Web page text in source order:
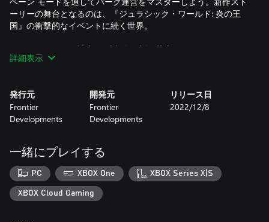
ーリーの舞台となるのは、『ジュラシック・ワールド: 炎の王
国』の衝撃的なイベントに続く世界。
イアン・マルコム博士 (日本語版: 大塚 芳忠 – オリジナル: Jeff
Goldblum)、クレア・ディアリング (日本語版: 林 真里花 – オリ
竜を飼育、保護、管理しよう。
『ジュラシック・ワールド・エボリューション2』では、待望の
物種が登場。リアルさを増した恐竜たちが、縄張りを支配し、
争い、環境に賢く適応する。生物工学により、恐竜の色を変え
ることや、ゲノム操作で特性をアンロックすることもできる。
ジュラシック・ワールド・エボリューション2: バイオシン拡張
パック
詳細表示
発行元
Frontier
Developments
開発元
Frontier
Developments
リリース日
2022/12/8
一緒にプレイする
PC XBOX One XBOX Series X|S
XBOX Cloud Gaming